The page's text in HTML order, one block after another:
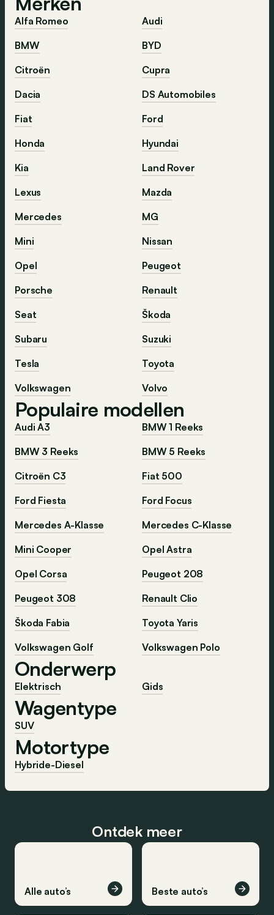
Alfa Romeo
Audi
BMW
BYD
Citroën
Cupra
Dacia
DS Automobiles
Fiat
Ford
Honda
Hyundai
Kia
Land Rover
Lexus
Mazda
Mercedes
MG
Mini
Nissan
Opel
Peugeot
Porsche
Renault
Seat
Škoda
Subaru
Suzuki
Tesla
Toyota
Volkswagen
Volvo
Populaire modellen
Audi A3
BMW 1 Reeks
BMW 3 Reeks
BMW 5 Reeks
Citroën C3
Fiat 500
Ford Fiesta
Ford Focus
Mercedes A-Klasse
Mercedes C-Klasse
Mini Cooper
Opel Astra
Opel Corsa
Peugeot 208
Peugeot 308
Renault Clio
Škoda Fabia
Toyota Yaris
Volkswagen Golf
Volkswagen Polo
Onderwerp
Elektrisch Gids
Wagentype
SUV
Motortype
Hybride-Diesel
Ontdek meer
Alle auto’s Beste auto’s